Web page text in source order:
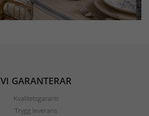
VI GARANTERAR
Kvalitetsgaranti
Trygg leverans